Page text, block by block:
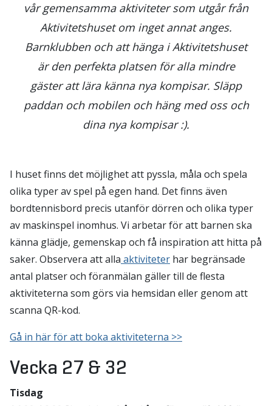
vår gemensamma aktiviteter som utgår från
Aktivitetshuset om inget annat anges.
Barnklubben och att hänga i Aktivitetshuset
är den perfekta platsen för alla mindre
gäster att lära känna nya kompisar. Släpp
paddan och mobilen och häng med oss och
dina nya kompisar :).
I huset finns det möjlighet att pyssla, måla och spela
olika typer av spel på egen hand. Det finns även
bordtennisbord precis utanför dörren och olika typer
av maskinspel inomhus. Vi arbetar för att barnen ska
känna glädje, gemenskap och få inspiration att hitta på
saker. Observera att alla aktiviteter har begränsade
antal platser och föranmälan gäller till de flesta
aktiviteterna som görs via hemsidan eller genom att
scanna QR-kod.
Gå in här för att boka aktiviteterna >>
Vecka 27 & 32
Tisdag